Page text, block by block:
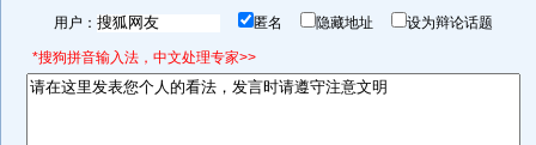
用户： 匿名 隐藏地址 设为辩论话题
*搜狗拼音输入法，中文处理专家>>